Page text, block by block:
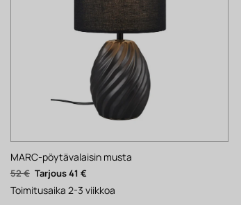
MARC-pöytävalaisin musta
52€ Alkuperäinen
hinta
oli:
52 €.
41 €Nykyinen
hinta
on:
41 €.
Toimitusaika 2-3 viikkoa